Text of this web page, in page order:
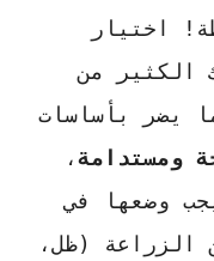
اختيار
الكثير من
يضر بأساسات
ومستدامة،
وضعها في
الزراعة (ظل،